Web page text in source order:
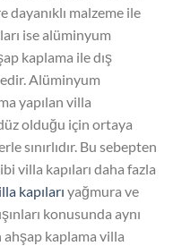
dayanıklı malzeme ile
ise alüminyum
kaplama ile dış
Alüminyum
yapılan villa
olduğu için ortaya
sınırlıdır. Bu sebepten
villa kapıları daha fazla
kapıları yağmura ve
konusunda aynı
kaplama villa